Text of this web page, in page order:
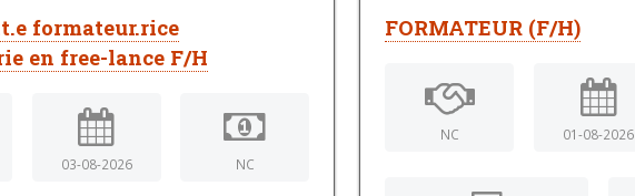
formateur.rice
en free-lance F/H
03-08-2026 NC
FORMATEUR (F/H)
NC 01-08-2026